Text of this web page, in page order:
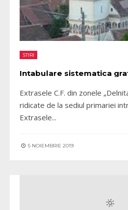
STIRI
Intabulare sistematica
Extrasele C.F. din zonele
ridicate de la sediul primariei
Extrasele...
5 NOIEMBRIE 2019